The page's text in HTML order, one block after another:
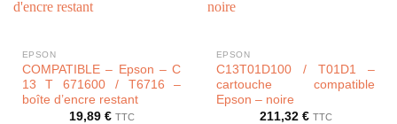
EPSON
COMPATIBLE – Epson – C
13 T 671600 / T6716 –
boîte d’encre restant
19,89 € TTC
EPSON
C13T01D100 / T01D1 –
cartouche compatible
Epson – noire
211,32 € TTC